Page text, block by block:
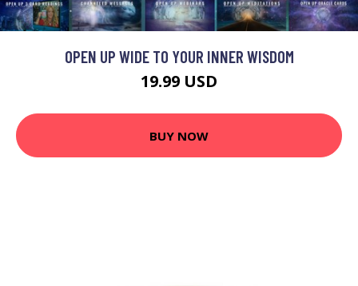
OPEN UP WIDE TO YOUR INNER WISDOM
19.99 USD
BUY NOW